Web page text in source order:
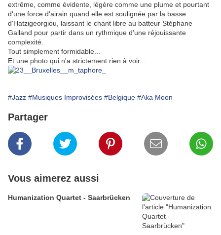
extrême, comme évidente, légère comme une plume et pourtant
d'une force d'airain quand elle est soulignée par la basse
d'Hatzigeorgiou, laissant le chant libre au batteur Stéphane
Galland pour partir dans un rythmique d'une réjouissante
complexité.
Tout simplement formidable...
Et une photo qui n'a strictement rien à voir...
#Jazz #Musiques Improvisées #Belgique #Aka Moon
Partager
Vous aimerez aussi
Humanization Quartet - Saarbrücken